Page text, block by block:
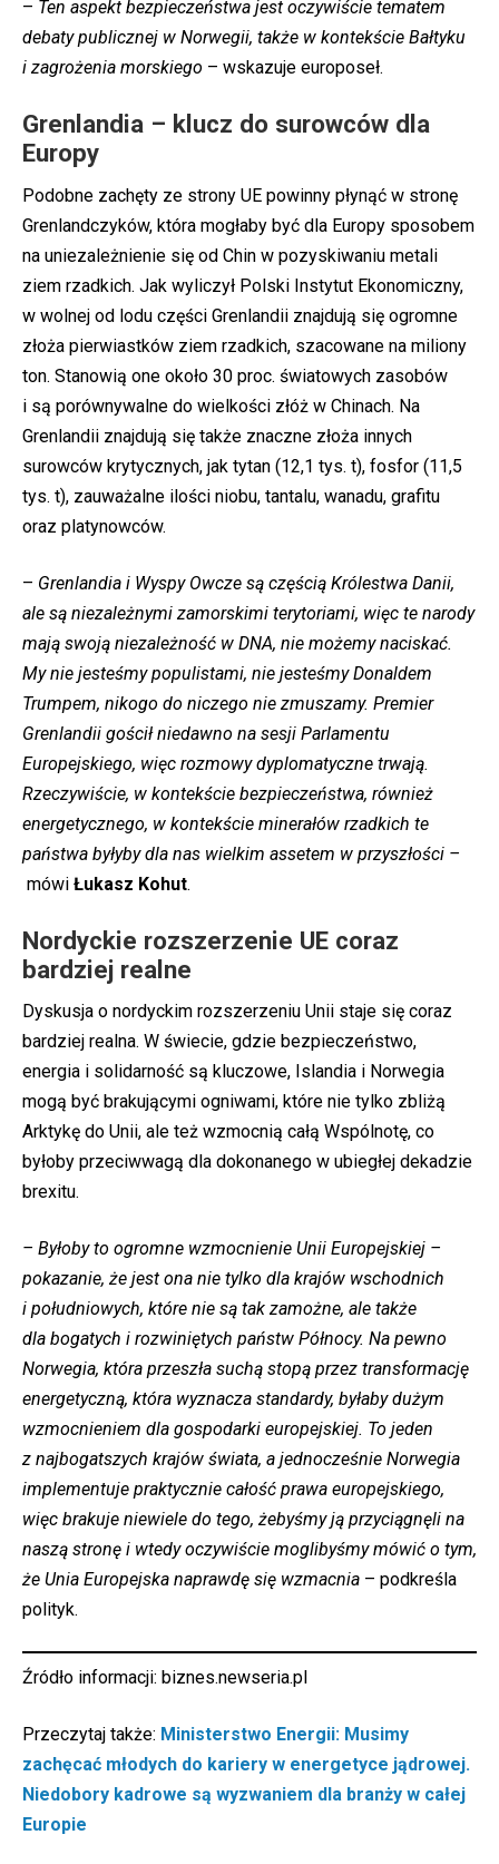
– Ten aspekt bezpieczeństwa jest oczywiście tematem
debaty publicznej w Norwegii, także w kontekście Bałtyku
i zagrożenia morskiego – wskazuje europoseł.
Grenlandia – klucz do surowców dla
Europy
Podobne zachęty ze strony UE powinny płynąć w stronę
Grenlandczyków, która mogłaby być dla Europy sposobem
na uniezależnienie się od Chin w pozyskiwaniu metali
ziem rzadkich. Jak wyliczył Polski Instytut Ekonomiczny,
w wolnej od lodu części Grenlandii znajdują się ogromne
złoża pierwiastków ziem rzadkich, szacowane na miliony
ton. Stanowią one około 30 proc. światowych zasobów
i są porównywalne do wielkości złóż w Chinach. Na
Grenlandii znajdują się także znaczne złoża innych
surowców krytycznych, jak tytan (12,1 tys. t), fosfor (11,5
tys. t), zauważalne ilości niobu, tantalu, wanadu, grafitu
oraz platynowców.
– Grenlandia i Wyspy Owcze są częścią Królestwa Danii,
ale są niezależnymi zamorskimi terytoriami, więc te narody
mają swoją niezależność w DNA, nie możemy naciskać.
My nie jesteśmy populistami, nie jesteśmy Donaldem
Trumpem, nikogo do niczego nie zmuszamy. Premier
Grenlandii gościł niedawno na sesji Parlamentu
Europejskiego, więc rozmowy dyplomatyczne trwają.
Rzeczywiście, w kontekście bezpieczeństwa, również
energetycznego, w kontekście minerałów rzadkich te
państwa byłyby dla nas wielkim assetem w przyszłości –
mówi Łukasz Kohut.
Nordyckie rozszerzenie UE coraz
bardziej realne
Dyskusja o nordyckim rozszerzeniu Unii staje się coraz
bardziej realna. W świecie, gdzie bezpieczeństwo,
energia i solidarność są kluczowe, Islandia i Norwegia
mogą być brakującymi ogniwami, które nie tylko zbliżą
Arktykę do Unii, ale też wzmocnią całą Wspólnotę, co
byłoby przeciwwagą dla dokonanego w ubiegłej dekadzie
brexitu.
– Byłoby to ogromne wzmocnienie Unii Europejskiej –
pokazanie, że jest ona nie tylko dla krajów wschodnich
i południowych, które nie są tak zamożne, ale także
dla bogatych i rozwiniętych państw Północy. Na pewno
Norwegia, która przeszła suchą stopą przez transformację
energetyczną, która wyznacza standardy, byłaby dużym
wzmocnieniem dla gospodarki europejskiej. To jeden
z najbogatszych krajów świata, a jednocześnie Norwegia
implementuje praktycznie całość prawa europejskiego,
więc brakuje niewiele do tego, żebyśmy ją przyciągnęli na
naszą stronę i wtedy oczywiście moglibyśmy mówić o tym,
że Unia Europejska naprawdę się wzmacnia – podkreśla
polityk.
Źródło informacji: biznes.newseria.pl
Przeczytaj także: Ministerstwo Energii: Musimy
zachęcać młodych do kariery w energetyce jądrowej.
Niedobory kadrowe są wyzwaniem dla branży w całej
Europie